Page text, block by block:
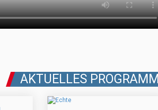
AKTUELLES PROGRAMM